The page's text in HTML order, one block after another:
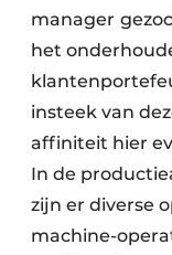
manager
het
insteek van
affiniteit hier
In de
zijn er diverse
machine-